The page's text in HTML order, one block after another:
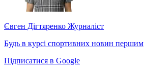
Євген Дігтяренко Журналіст
Будь в курсі спортивних новин першим
Підписатися в Google